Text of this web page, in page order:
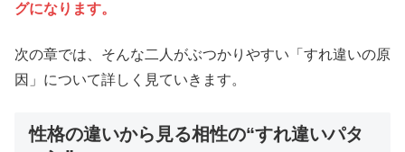
グになります。
次の章では、そんな二人がぶつかりやすい「すれ違いの原
因」について詳しく見ていきます。
性格の違いから見る相性の“すれ違いパタ